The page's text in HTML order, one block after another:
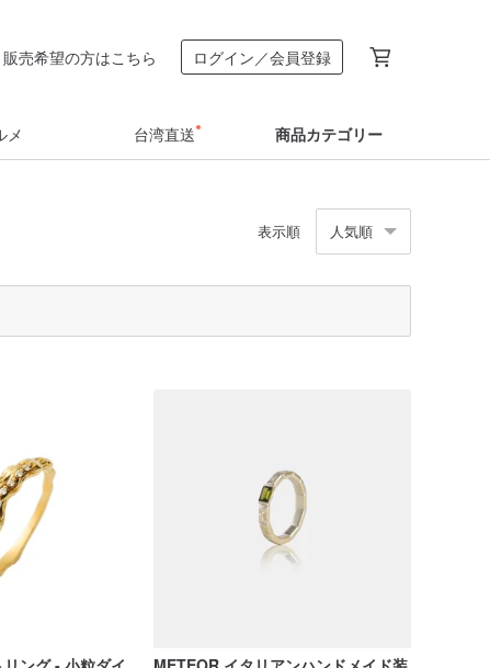
販売希望の方はこちら ログイン／会員登録
メ 台湾直送 商品カテゴリー
表示順 人気順